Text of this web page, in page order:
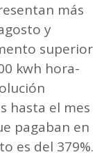
más
y
superior
kwh hora-
hasta el mes
pagaban en
es del 379%.